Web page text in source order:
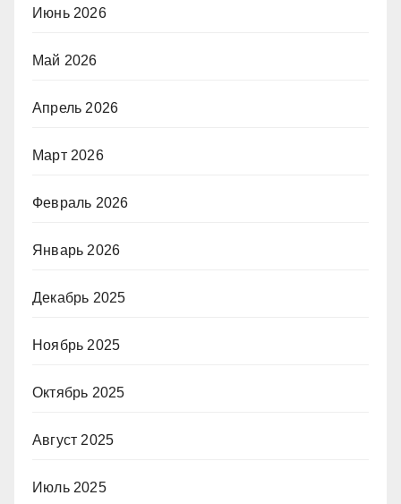
Июнь 2026
Май 2026
Апрель 2026
Март 2026
Февраль 2026
Январь 2026
Декабрь 2025
Ноябрь 2025
Октябрь 2025
Август 2025
Июль 2025